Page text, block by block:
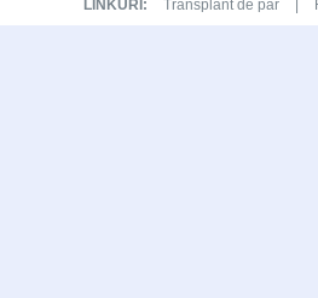
LINKURI: Transplant de par